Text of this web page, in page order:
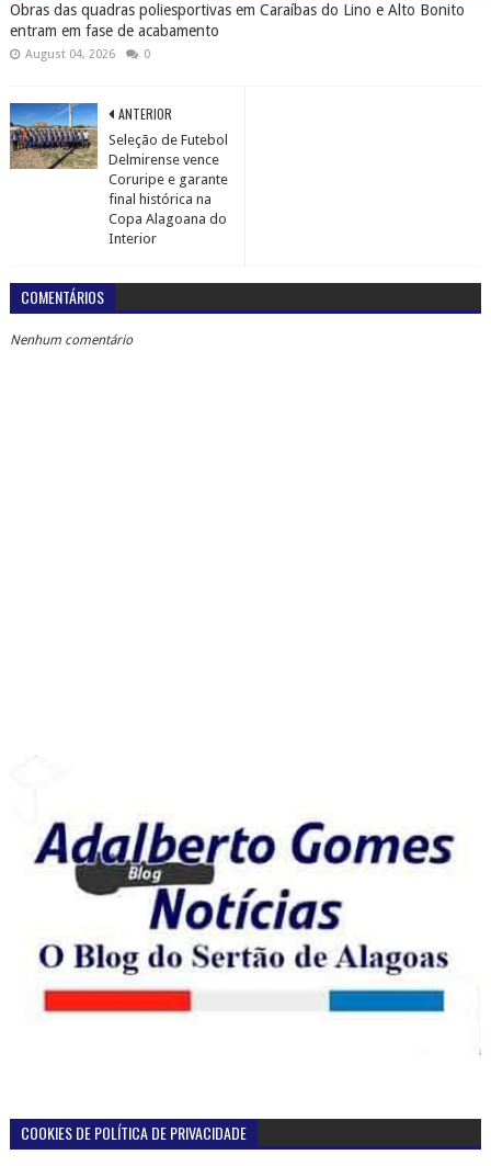
Obras das quadras poliesportivas em Caraíbas do Lino e Alto Bonito
entram em fase de acabamento
August 04, 2026 0
ANTERIOR
Seleção de Futebol
Delmirense vence
Coruripe e garante
final histórica na
Copa Alagoana do
Interior
COMENTÁRIOS
Nenhum comentário
COOKIES DE POLÍTICA DE PRIVACIDADE